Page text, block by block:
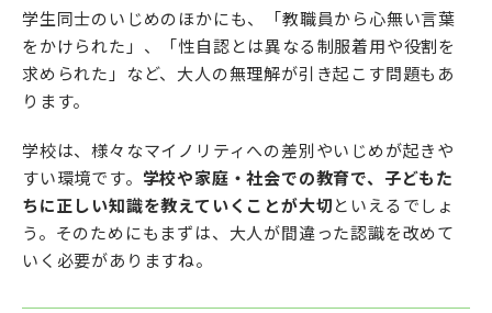
学生同士のいじめのほかにも、「教職員から心無い言葉
をかけられた」、「性自認とは異なる制服着用や役割を
求められた」など、大人の無理解が引き起こす問題もあ
ります。
学校は、様々なマイノリティへの差別やいじめが起きや
すい環境です。 学校や家庭・社会での教育で、子どもた
ちに正しい知識を教えていくことが大切 といえるでしょ
う。そのためにもまずは、大人が間違った認識を改めて
いく必要がありますね。